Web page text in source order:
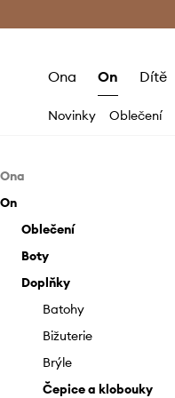
Ona On Dítě
Novinky Oblečení
Ona
Bundy
Džíny
Halenky a košile
Kabáty
Kalhoty a legíny
Mikiny
Plavky
Boty
Baleríny
Espadrilky
Holínky
Kotníkové boty
Kozačky
Lodičky
Doplňky
Batohy
Bižuterie
Brýle
Čepice a klobouky
Kabelky
On
Oblečení
Bundy
Džíny
Kabáty
Kalhoty
Košile
Kraťasy
Boty
Espadrilky
Kotníkové boty
Mokasíny a polobotky
Papuče
Sandály a pantofle
Doplňky
Batohy
Bižuterie
Brýle
Čepice a klobouky